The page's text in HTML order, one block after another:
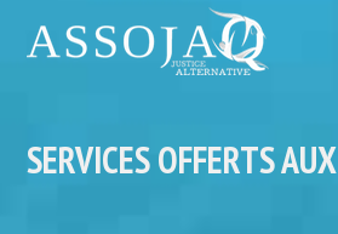
SERVICES OFFERTS AUX